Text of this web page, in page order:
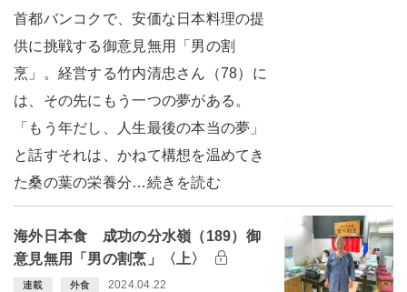
首都バンコクで、安価な日本料理の提
供に挑戦する御意見無用「男の割
烹」。経営する竹内清忠さん（78）に
は、その先にもう一つの夢がある。
「もう年だし、人生最後の本当の夢」
と話すそれは、かねて構想を温めてき
た桑の葉の栄養分…続きを読む
海外日本食 成功の分水嶺（189）御
意見無用「男の割烹」〈上〉
連載 外食 2024.04.22